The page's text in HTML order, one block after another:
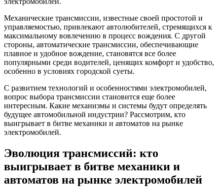
Механические трансмиссии, известные своей простотой и
управляемостью, привлекают автолюбителей, стремящихся к
максимальному вовлечению в процесс вождения. С другой
стороны, автоматические трансмиссии, обеспечивающие
плавное и удобное вождение, становятся все более
популярными среди водителей, ценящих комфорт и удобство,
особенно в условиях городской суеты.
С развитием технологий и особенностями электромобилей,
вопрос выбора трансмиссии становится еще более
интересным. Какие механизмы и системы будут определять
будущее автомобильной индустрии? Рассмотрим, кто
выигрывает в битве механики и автоматов на рынке
электромобилей.
Эволюция трансмиссий: кто
выигрывает в битве механики и
автоматов на рынке электромобилей